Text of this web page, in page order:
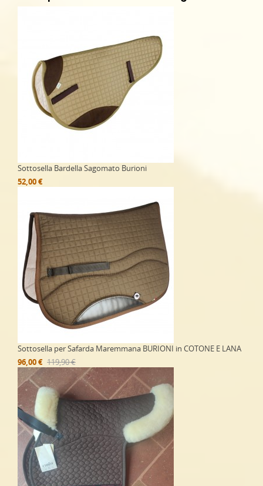
Sottosella Bardella Sagomato Burioni
52,00 €
Sottosella per Safarda Maremmana BURIONI in COTONE E LANA
96,00 € 119,90 €